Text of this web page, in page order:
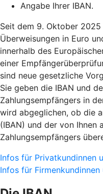
Angabe Ihrer IBAN.
Seit dem 9. Oktober 2025
Überweisungen in Euro
innerhalb des
einer
sind neue gesetzliche
Sie geben die IBAN und
Zahlungsempfängers in
wird abgeglichen, ob die
(IBAN) und der von Ihnen
Zahlungsempfängers
Infos für Privatkundinnen
Infos für